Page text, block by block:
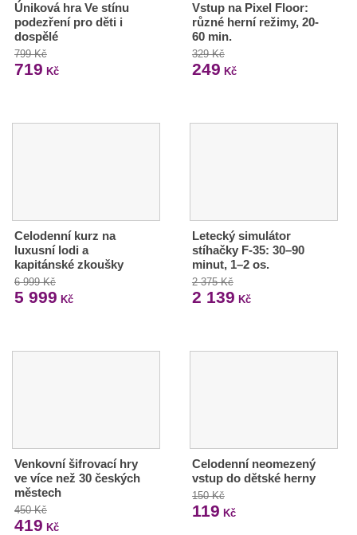
Úniková hra Ve stínu
podezření pro děti i
dospělé
799 Kč
719 Kč
Vstup na Pixel Floor:
různé herní režimy, 20-
60 min.
329 Kč
249 Kč
Celodenní kurz na
luxusní lodi a
kapitánské zkoušky
6 999 Kč
5 999 Kč
Letecký simulátor
stíhačky F-35: 30–90
minut, 1–2 os.
2 375 Kč
2 139 Kč
Venkovní šifrovací hry
ve více než 30 českých
městech
450 Kč
419 Kč
Celodenní neomezený
vstup do dětské herny
150 Kč
119 Kč